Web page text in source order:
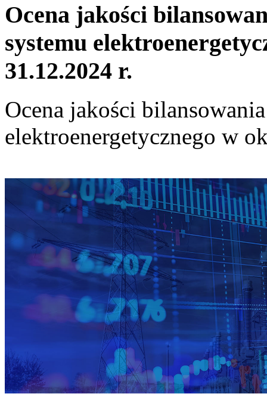
Ocena jakości
systemu
31.12.2024 r.
Ocena jakości
elektroenergetycznego w